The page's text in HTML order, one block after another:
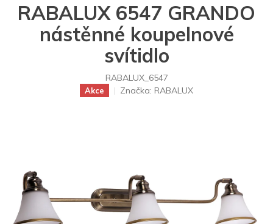
RABALUX 6547 GRANDO
nástěnné koupelnové
svítidlo
RABALUX_6547
Akce Značka: RABALUX